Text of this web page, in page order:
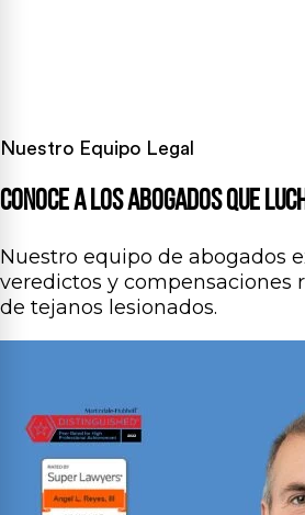
Nuestro Equipo Legal
Conoce a Los Abogados Que
Nuestro equipo de abogados
veredictos y compensaciones
de tejanos lesionados.